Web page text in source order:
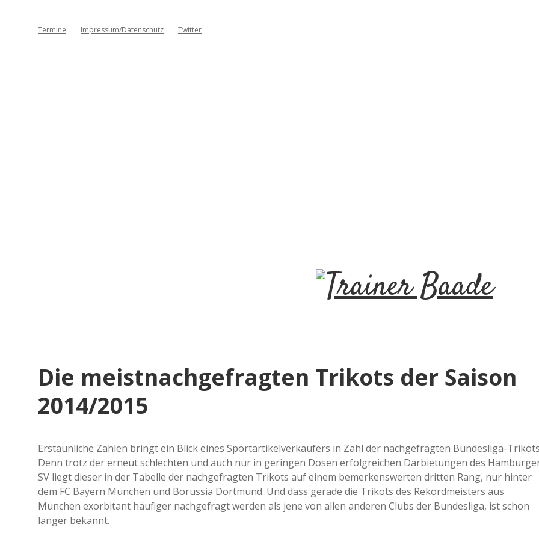
Termine Impressum/Datenschutz Twitter
T
a
i
e
r
Die meistnachgefragten Trikots der Saison
2014/2015
Erstaunliche Zahlen bringt ein Blick eines Sportartikelverkäufers in Zahl der nachgefragten Bundesliga-
Denn trotz der erneut schlechten und auch nur in geringen Dosen erfolgreichen Darbietungen des
SV liegt dieser in der Tabelle der nachgefragten Trikots auf einem bemerkenswerten dritten Rang, nur hinter
dem FC Bayern München und Borussia Dortmund. Und dass gerade die Trikots des Rekordmeisters aus
München exorbitant häufiger nachgefragt werden als jene von allen anderen Clubs der Bundesliga, ist schon
länger bekannt.